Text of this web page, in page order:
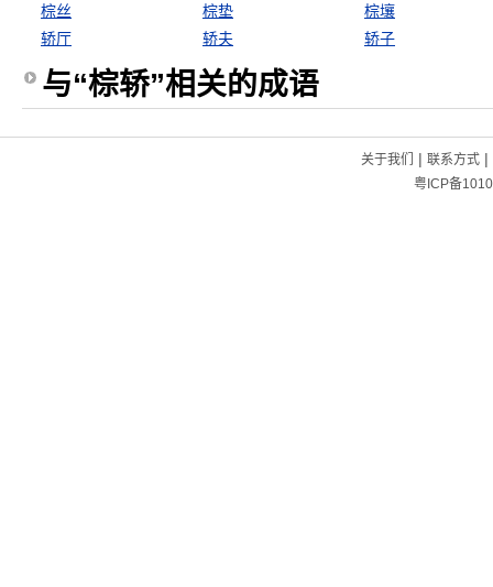
棕丝 棕垫
棕壤
轿厅
轿夫 轿子
与“棕轿”相关的成语
关于我们 | 联系方式|
粤ICP备